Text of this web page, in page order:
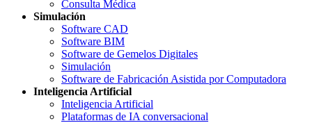
Consulta Médica
Simulación
Software CAD
Software BIM
Software de Gemelos Digitales
Simulación
Software de Fabricación Asistida por Computadora
Inteligencia Artificial
Inteligencia Artificial
Plataformas de IA conversacional